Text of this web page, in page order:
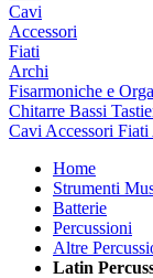
Cavi
Accessori
Fiati
Archi
Fisarmoniche e
Chitarre Bassi
Cavi Accessori Fiati
Home
Strumenti
Batterie
Percussioni
Altre
Latin